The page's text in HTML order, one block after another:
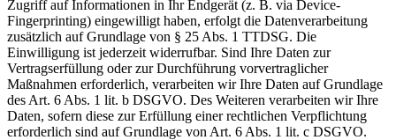
Zugriff auf Informationen in Ihr Endgerät (z. B. via Device-
Fingerprinting) eingewilligt haben, erfolgt die Datenverarbeitung
zusätzlich auf Grundlage von § 25 Abs. 1 TTDSG. Die
Einwilligung ist jederzeit widerrufbar. Sind Ihre Daten zur
Vertragserfüllung oder zur Durchführung vorvertraglicher
Maßnahmen erforderlich, verarbeiten wir Ihre Daten auf Grundlage
des Art. 6 Abs. 1 lit. b DSGVO. Des Weiteren verarbeiten wir Ihre
Daten, sofern diese zur Erfüllung einer rechtlichen Verpflichtung
erforderlich sind auf Grundlage von Art. 6 Abs. 1 lit. c DSGVO.